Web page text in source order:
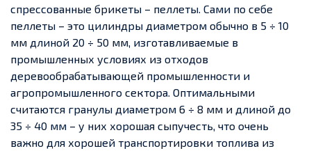
спрессованные брикеты – пеллеты. Сами по себе
пеллеты – это цилиндры диаметром обычно в 5 ÷ 10
мм длиной 20 ÷ 50 мм, изготавливаемые в
промышленных условиях из отходов
деревообрабатывающей промышленности и
агропромышленного сектора. Оптимальными
считаются гранулы диаметром 6 ÷ 8 мм и длиной до
35 ÷ 40 мм – у них хорошая сыпучесть, что очень
важно для хорошей транспортировки топлива из